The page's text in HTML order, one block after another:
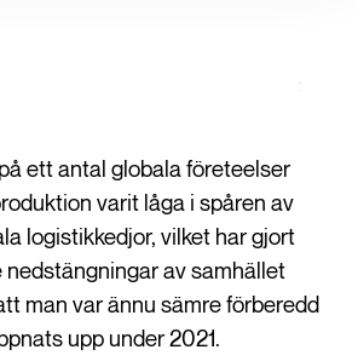
ett antal globala företeelser
varit låga i spåren av
logistikkedjor, vilket har gjort
av samhället
man var ännu sämre förberedd
upp under 2021.